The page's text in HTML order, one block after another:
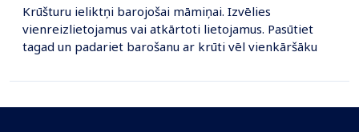
Krūšturu ieliktņi barojošai māmiņai. Izvēlies
vienreizlietojamus vai atkārtoti lietojamus. Pasūtiet
tagad un padariet barošanu ar krūti vēl vienkāršāku